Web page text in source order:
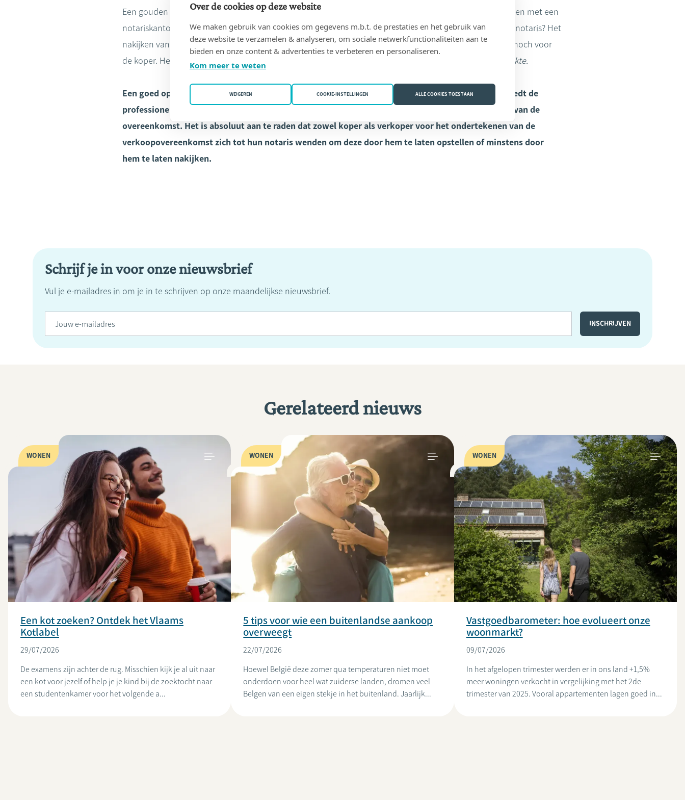
Een gouden tip: laat de verkoopovereenkomst nalezen door een notaris. Je zal je sowieso contact hebben met een
notariskantoor voor het verlijden de akte. Waarom dus niet vroeg beroep doen op de diensten van de notaris? Het
nakijken van zo’n verkoopovereenkomst door de notaris brengt geen extra kosten mee. Noch voor jou, noch voor
de koper. Het nalezen van de verkoopovereenkomst zit
in de dienstverlening aan het verlijden van de akte.
Een goed opgestelde verkoopovereenkomst kan je heel wat narigheden besparen. Daarenboven biedt de
professionele deskundigheid en ervaring van de notaris alle garanties voor een goede afwikkeling van de
overeenkomst. Het is absoluut aan te raden dat zowel koper als verkoper voor het ondertekenen van de
verkoopovereenkomst zich tot hun notaris wenden om deze door hem te laten opstellen of minstens door
hem te laten nakijken.
Schrijf je in voor onze nieuwsbrief
Vul je e-mailadres in om je in te schrijven op onze maandelijkse nieuwsbrief.
Gerelateerd nieuws
WONEN
Een kot zoeken? Ontdek het Vlaams
Kotlabel
29/07/2026
De examens zijn achter de rug. Misschien kijk je al uit naar
een kot voor jezelf of help je je kind bij de zoektocht naar
een studentenkamer voor het volgende a...
WONEN
5 tips voor wie een buitenlandse aankoop
overweegt
22/07/2026
Hoewel België deze zomer qua temperaturen niet moet
onderdoen voor heel wat zuiderse landen, dromen veel
Belgen van een eigen stekje in het buitenland. Jaarlijk...
WONEN
Vastgoedbarometer: hoe evolueert onze
woonmarkt?
09/07/2026
In het afgelopen trimester werden er in ons land +1,5%
meer woningen verkocht in vergelijking met het 2de
trimester van 2025. Vooral appartementen lagen goed in...
Over de cookies op deze website
We maken gebruik van cookies om gegevens m.b.t. de prestaties en het gebruik van
deze website te verzamelen & analyseren, om sociale netwerkfunctionaliteiten aan te
bieden en onze content & advertenties te verbeteren en personaliseren.
Kom meer te weten
WEIGEREN COOKIE-INSTELLINGEN ALLE COOKIES TOESTAAN